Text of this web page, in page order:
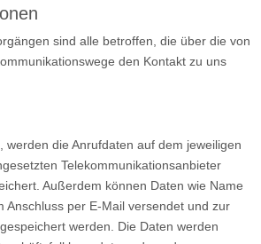
sind alle betroffen, die über die von
den Kontakt zu uns
werden die Anrufdaten auf dem jeweiligen
Telekommunikationsanbieter
Außerdem können Daten wie Name
Anschluss per E-Mail versendet und zur
werden. Die Daten werden